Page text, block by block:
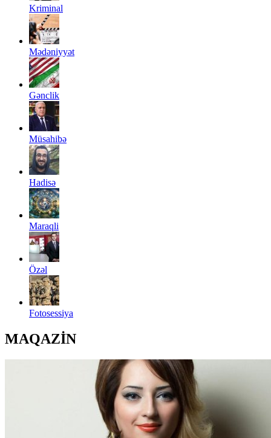
Kriminal
Mədəniyyət
Gənclik
Müsahibə
Hadisə
Maraqli
Özəl
Fotosessiya
MAQAZİN